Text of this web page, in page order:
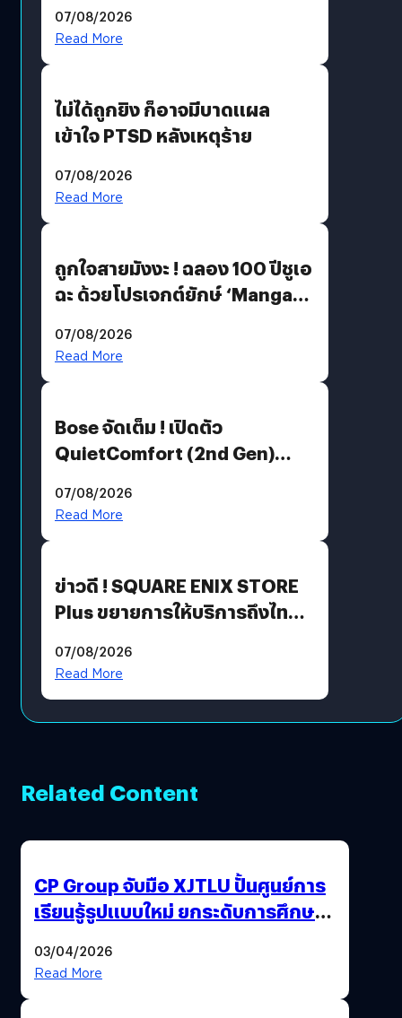
07/08/2026
Read More
ไม่ได้ถูกยิง ก็อาจมีบาดแผล
เข้าใจ PTSD หลังเหตุร้าย
07/08/2026
Read More
ถูกใจสายมังงะ ! ฉลอง 100 ปีชูเอ
ฉะ ด้วยโปรเจกต์ยักษ์ ‘Manga
มีภาษาไทยด้วย
07/08/2026
Read More
Bose จัดเต็ม ! เปิดตัว
QuietComfort (2nd Gen)
07/08/2026
Read More
ข่าวดี ! SQUARE ENIX STORE
Plus ขยายการให้บริการถึงไทย
โดยตรง
07/08/2026
Read More
Related Content
CP Group จับมือ XJTLU ปั้นศูนย์การ
เรียนรู้รูปแบบใหม่ ยกระดับการศึกษา
03/04/2026
Read More